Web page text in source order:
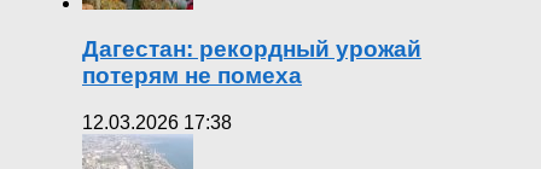
Дагестан: рекордный урожай
потерям не помеха
12.03.2026 17:38